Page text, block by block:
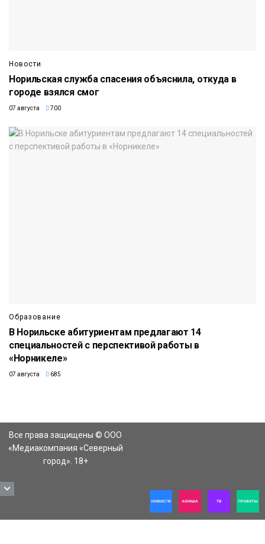
Новости
Норильская служба спасения объяснила, откуда в
городе взялся смог
07 августа 700
Образование
В Норильске абитуриентам предлагают 14
специальностей с перспективой работы в
«Норникеле»
07 августа 685
Все права защищены © ООО
«Медиакомпания «Северный
город». 18+